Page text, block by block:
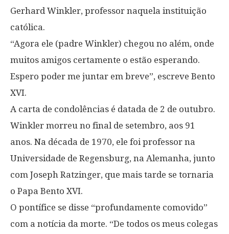
Gerhard Winkler, professor naquela instituição
católica.
“Agora ele (padre Winkler) chegou no além, onde
muitos amigos certamente o estão esperando.
Espero poder me juntar em breve”, escreve Bento
XVI.
A carta de condolências é datada de 2 de outubro.
Winkler morreu no final de setembro, aos 91
anos. Na década de 1970, ele foi professor na
Universidade de Regensburg, na Alemanha, junto
com Joseph Ratzinger, que mais tarde se tornaria
o Papa Bento XVI.
O pontífice se disse “profundamente comovido”
com a notícia da morte. “De todos os meus colegas